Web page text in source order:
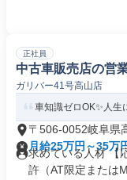
正社員
中古車販売店の営
ガリバー41号高山店
車知識ゼロOK✨人生
〒506-0052岐阜県
月給25万円～35万
求めている人材 【
許（AT限定または